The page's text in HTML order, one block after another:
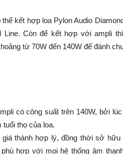
kết hợp loa Pylon Audio
Line. Còn để kết hợp với ampli
từ 70W đến 140W để đánh
có công suất trên 140W, bởi
thọ của loa.
thành hợp lý, đồng thời sở hữu
hợp với mọi hệ thống âm